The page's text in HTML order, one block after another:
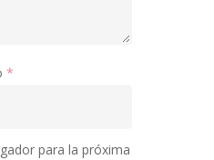
*
para la próxima